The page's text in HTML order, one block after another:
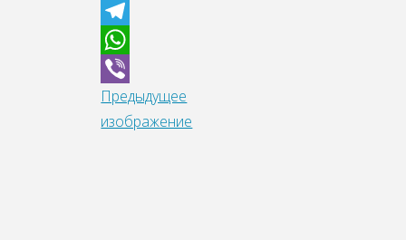
Odnoklassniki
Telegram
WhatsApp
Viber
Предыдущее
изображение